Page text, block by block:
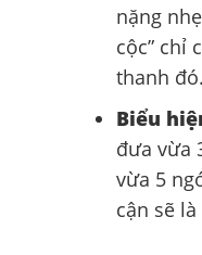
nặng
cộc” chỉ
thanh đó.
Biểu
đưa vừa
vừa 5
cận sẽ